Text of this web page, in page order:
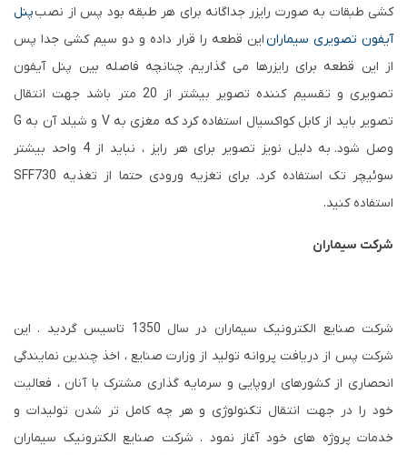
کشی طبقات به صورت رایزر جداگانه برای هر طبقه بود پس از نصبپنل
آیفون تصویری سیماراناین قطعه را قرار داده و دو سیم کشی جدا پس
از این قطعه برای رایزرها می گذاریم. چنانچه فاصله بین پنل آیفون
تصویری و تقسیم کننده تصویر بیشتر از 20 متر باشد جهت انتقال
تصویر باید از کابل کواکسیال استفاده کرد که مغزی به V و شیلد آن به G
وصل شود. به دلیل نویز تصویر برای هر رایز ، نباید از 4 واحد بیشتر
سوئیچر تک استفاده کرد. برای تغزیه ورودی حتما از تغذیه SFF730
استفاده کنید.
شرکت سیماران
شرکت صنایع الکترونیک سیماران در سال 1350 تاسیس گردید . این
شرکت پس از دریافت پروانه تولید از وزارت صنایع ، اخذ چندین نمایندگی
انحصاری از کشورهای اروپایی و سرمایه گذاری مشترک با آنان ، فعالیت
خود را در جهت انتقال تکنولوژی و هر چه کامل تر شدن تولیدات و
خدمات پروژه های خود آغاز نمود . شرکت صنایع الکترونیک سیماران